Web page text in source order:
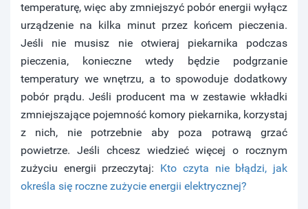
temperaturę, więc aby zmniejszyć pobór energii wyłącz
urządzenie na kilka minut przez końcem pieczenia.
Jeśli nie musisz nie otwieraj piekarnika podczas
pieczenia, konieczne wtedy będzie podgrzanie
temperatury we wnętrzu, a to spowoduje dodatkowy
pobór prądu. Jeśli producent ma w zestawie wkładki
zmniejszające pojemność komory piekarnika, korzystaj
z nich, nie potrzebnie aby poza potrawą grzać
powietrze. Jeśli chcesz wiedzieć więcej o rocznym
zużyciu energii przeczytaj: Kto czyta nie błądzi, jak
określa się roczne zużycie energii elektrycznej?